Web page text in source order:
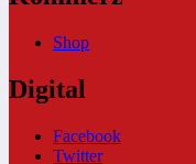
Shop
Digital
Facebook
Twitter